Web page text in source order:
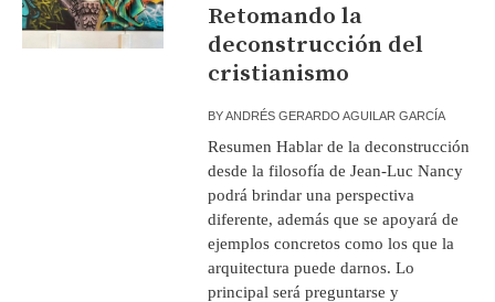
Retomando la
deconstrucción del
cristianismo
BYANDRÉS GERARDO AGUILAR GARCÍA
Resumen Hablar de la deconstrucción
desde la filosofía de Jean-Luc Nancy
podrá brindar una perspectiva
diferente, además que se apoyará de
ejemplos concretos como los que la
arquitectura puede darnos. Lo
principal será preguntarse y